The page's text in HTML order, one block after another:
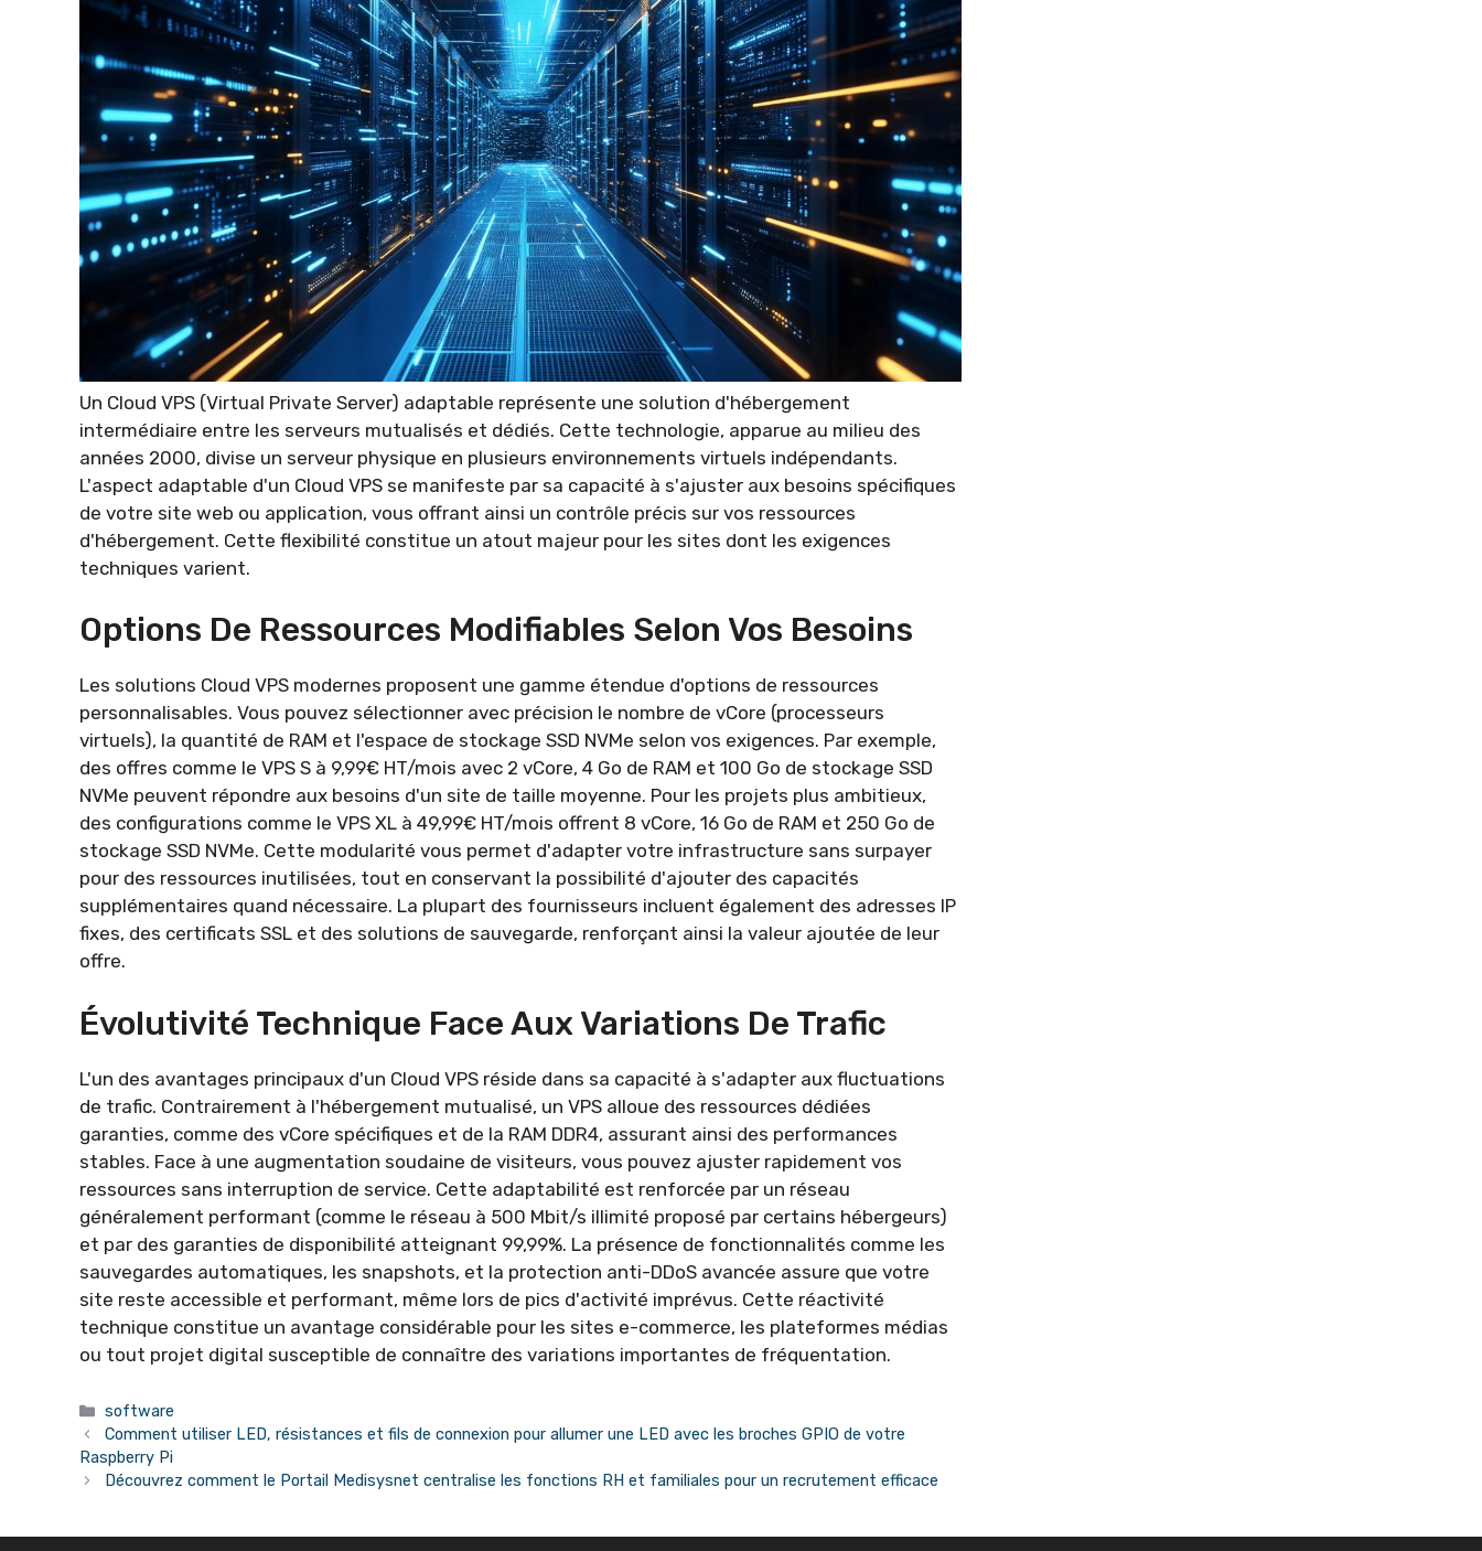
Un Cloud VPS (Virtual Private Server) adaptable représente une solution d'hébergement
intermédiaire entre les serveurs mutualisés et dédiés. Cette technologie, apparue au milieu des
années 2000, divise un serveur physique en plusieurs environnements virtuels indépendants.
L'aspect adaptable d'un Cloud VPS se manifeste par sa capacité à s'ajuster aux besoins spécifiques
de votre site web ou application, vous offrant ainsi un contrôle précis sur vos ressources
d'hébergement. Cette flexibilité constitue un atout majeur pour les sites dont les exigences
techniques varient.
Options De Ressources Modifiables Selon Vos Besoins
Les solutions Cloud VPS modernes proposent une gamme étendue d'options de ressources
personnalisables. Vous pouvez sélectionner avec précision le nombre de vCore (processeurs
virtuels), la quantité de RAM et l'espace de stockage SSD NVMe selon vos exigences. Par exemple,
des offres comme le VPS S à 9,99€ HT/mois avec 2 vCore, 4 Go de RAM et 100 Go de stockage SSD
NVMe peuvent répondre aux besoins d'un site de taille moyenne. Pour les projets plus ambitieux,
des configurations comme le VPS XL à 49,99€ HT/mois offrent 8 vCore, 16 Go de RAM et 250 Go de
stockage SSD NVMe. Cette modularité vous permet d'adapter votre infrastructure sans surpayer
pour des ressources inutilisées, tout en conservant la possibilité d'ajouter des capacités
supplémentaires quand nécessaire. La plupart des fournisseurs incluent également des adresses IP
fixes, des certificats SSL et des solutions de sauvegarde, renforçant ainsi la valeur ajoutée de leur
offre.
Évolutivité Technique Face Aux Variations De Trafic
L'un des avantages principaux d'un Cloud VPS réside dans sa capacité à s'adapter aux fluctuations
de trafic. Contrairement à l'hébergement mutualisé, un VPS alloue des ressources dédiées
garanties, comme des vCore spécifiques et de la RAM DDR4, assurant ainsi des performances
stables. Face à une augmentation soudaine de visiteurs, vous pouvez ajuster rapidement vos
ressources sans interruption de service. Cette adaptabilité est renforcée par un réseau
généralement performant (comme le réseau à 500 Mbit/s illimité proposé par certains hébergeurs)
et par des garanties de disponibilité atteignant 99,99%. La présence de fonctionnalités comme les
sauvegardes automatiques, les snapshots, et la protection anti-DDoS avancée assure que votre
site reste accessible et performant, même lors de pics d'activité imprévus. Cette réactivité
technique constitue un avantage considérable pour les sites e-commerce, les plateformes médias
ou tout projet digital susceptible de connaître des variations importantes de fréquentation.
Catégories
software
Comment utiliser LED, résistances et fils de connexion pour allumer une LED avec les broches GPIO de votre
Raspberry Pi
Découvrez comment le Portail Medisysnet centralise les fonctions RH et familiales pour un recrutement efficace